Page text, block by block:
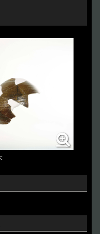
Access